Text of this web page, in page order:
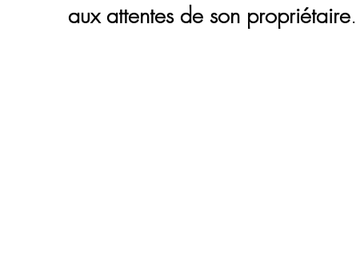
aux attentes de son propriétaire.